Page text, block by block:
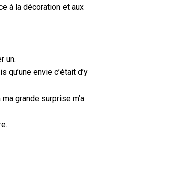
à la décoration et aux
un.
envie c’était d’y
grande surprise m’a